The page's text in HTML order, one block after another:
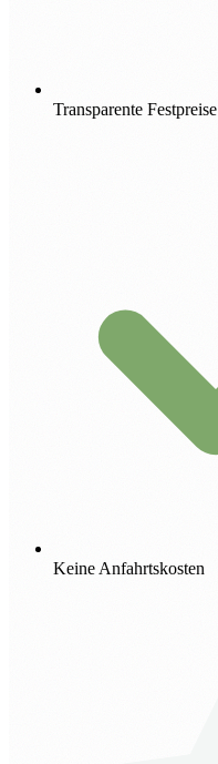
Transparente Festpreise
Keine Anfahrtskosten